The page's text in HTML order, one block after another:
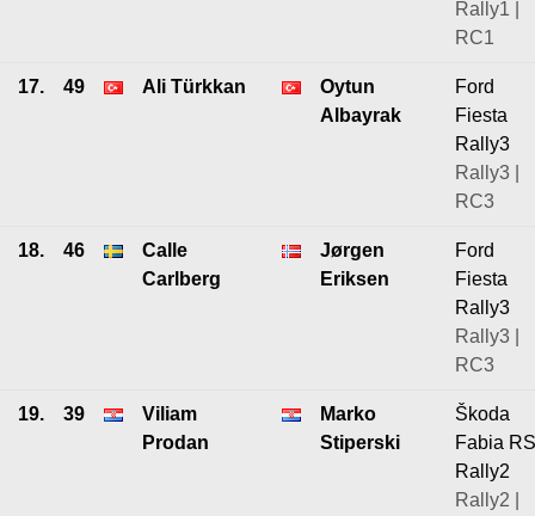
Rally1 |
RC1
17. 49 Ali Türkkan
Oytun
Albayrak
Ford
Fiesta
Rally3
Rally3 |
RC3
18. 46
Calle
Carlberg
Jørgen
Eriksen
Ford
Fiesta
Rally3
Rally3 |
RC3
19. 39
Viliam
Prodan
Marko
Stiperski
Škoda
Fabia RS
Rally2
Rally2 |